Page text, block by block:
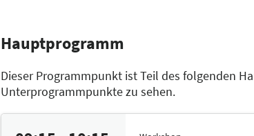
Hauptprogramm
Dieser Programmpunkt ist Teil des folgenden
Unterprogrammpunkte zu sehen.